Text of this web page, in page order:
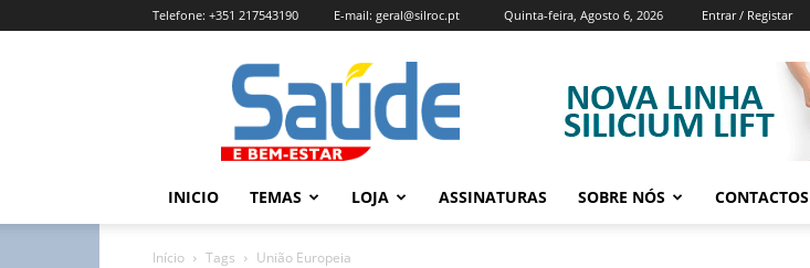
Quinta-feira, Agosto 6, 2026 Entrar / Registar
Telefone: +351 217543190 E-mail: geral@silroc.pt
Revista
Saúde
e
Bem
Estar
Edição
INICIO TEMAS LOJA ASSINATURAS SOBRE NÓS CONTACTOS
Início Tags União Europeia